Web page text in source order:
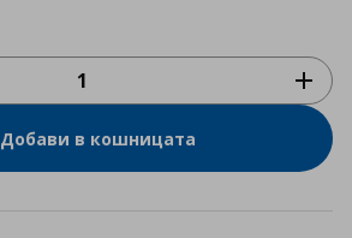
Добави в кошницата